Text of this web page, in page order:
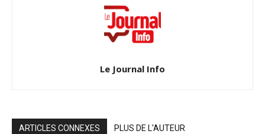
Le Journal Info
ARTICLES CONNEXES PLUS DE L'AUTEUR